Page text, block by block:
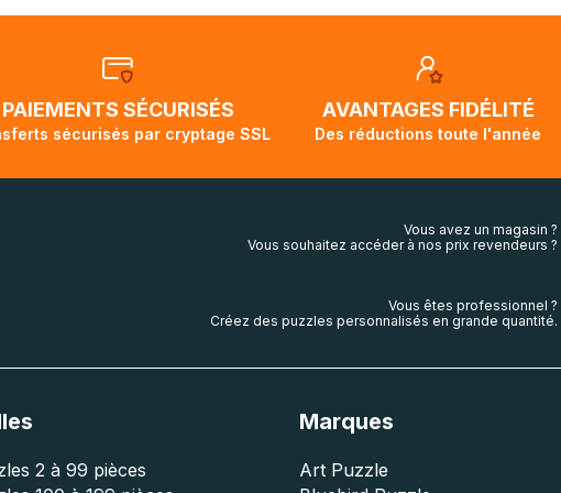
et demi pour arriver à destination. Il est donc normal que pendant la
suivi de votre commande ne soit pas modifié. Ce dernier reprendra
aura touché terre.
PAIEMENTS SÉCURISÉS
sécurisés par cryptage SSL
AVANTAGES FIDÉLITÉ
Des réductions toute l'année
Vous avez un magasin ?
Vous souhaitez accéder à nos prix revendeurs ?
Vous êtes professionnel ?
Créez des puzzles personnalisés en grande quantité.
2 à 99 pièces
Marques
Art Puzzle